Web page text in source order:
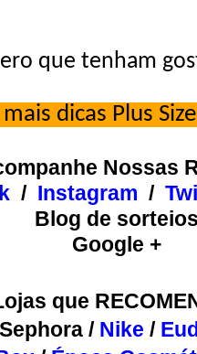
que tenham
dicas Plus
Nossas
/ Instagram /
Blog de
Google +
que
Sephora / Nike /